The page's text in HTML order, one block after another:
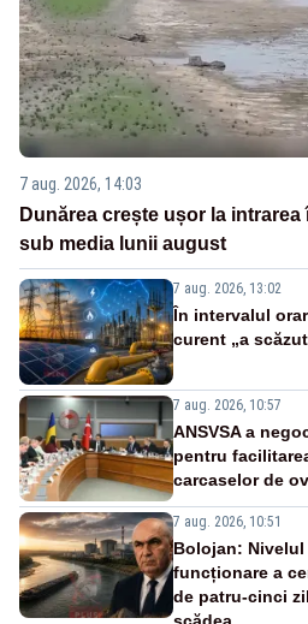
7 aug. 2026, 14:03
Dunărea crește ușor la
sub media lunii august
7 aug. 2026, 13:02
În intervalul
curent „a
7 aug. 2026, 10:57
ANSVSA a
pentru
carcaselor de
7 aug. 2026, 10:51
Bolojan:
funcționare a
de patru-cinci
scădea